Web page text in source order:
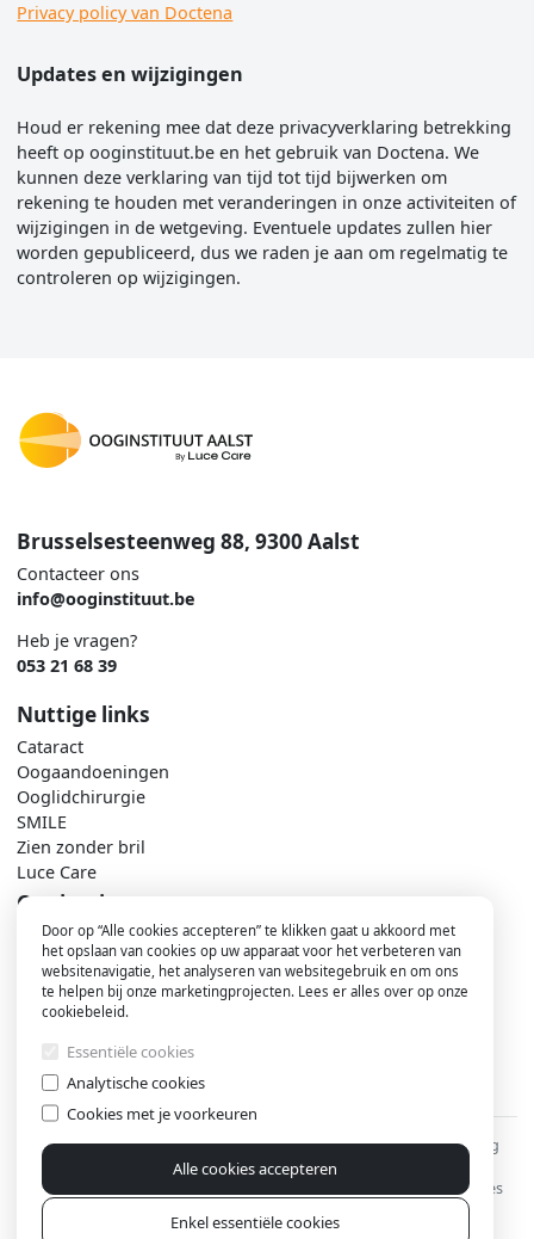
Privacy policy van Doctena
Updates en wijzigingen
Houd er rekening mee dat deze privacyverklaring betrekking
heeft op ooginstituut.be en het gebruik van Doctena. We
kunnen deze verklaring van tijd tot tijd bijwerken om
rekening te houden met veranderingen in onze activiteiten of
wijzigingen in de wetgeving. Eventuele updates zullen hier
worden gepubliceerd, dus we raden je aan om regelmatig te
controleren op wijzigingen.
Brusselsesteenweg 88, 9300 Aalst
Contacteer ons
info@ooginstituut.be
Heb je vragen?
053 21 68 39
Nuttige links
Cataract
Oogaandoeningen
Ooglidchirurgie
SMILE
Zien zonder bril
Luce Care
Ooginstituut
Contacteer ons
Maak een afspraak
Nieuws
Ons team
Door op “Alle cookies accepteren” te klikken gaat u akkoord met
het opslaan van cookies op uw apparaat voor het verbeteren van
websitenavigatie, het analyseren van websitegebruik en om ons
te helpen bij onze marketingprojecten. Lees er alles over op onze
cookiebeleid.
Essentiële cookies
Analytische cookies
Cookies met je voorkeuren
Alle cookies accepteren
Enkel essentiële cookies
Voet
©2026 - Ooginstituut Aalst
Privacyverklaring
Beheer je cookies